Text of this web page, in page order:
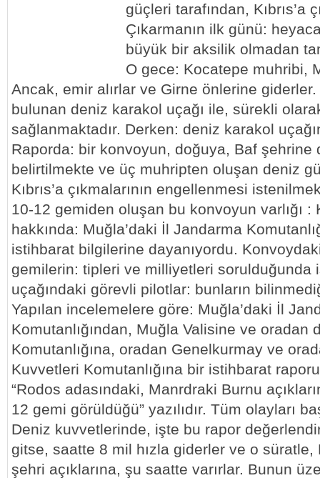
güçleri tarafından, Kıbrıs’a
Çıkarmanın ilk günü:
büyük bir aksilik olmadan
O gece: Kocatepe muhribi,
Ancak, emir alırlar ve Girne önlerine
bulunan deniz karakol uçağı ile, sürekli
sağlanmaktadır. Derken: deniz karakol
Raporda: bir konvoyun, doğuya, Baf şehrine
belirtilmekte ve üç muhripten oluşan deniz
Kıbrıs’a çıkmalarının engellenmesi
10-12 gemiden oluşan bu konvoyun varlığı :
hakkında: Muğla’daki İl Jandarma
istihbarat bilgilerine dayanıyordu.
gemilerin: tipleri ve milliyetleri sorulduğunda
uçağındaki görevli pilotlar: bunların
Yapılan incelemelere göre: Muğla’daki İl
Komutanlığından, Muğla Valisine ve oradan
Komutanlığına, oradan Genelkurmay ve
Kuvvetleri Komutanlığına bir istihbarat
“Rodos adasındaki, Manrdraki Burnu
12 gemi görüldüğü” yazılıdır. Tüm olayları
Deniz kuvvetlerinde, işte bu rapor
gitse, saatte 8 mil hızla giderler ve o süratle,
şehri açıklarına, şu saatte varırlar. Bunun